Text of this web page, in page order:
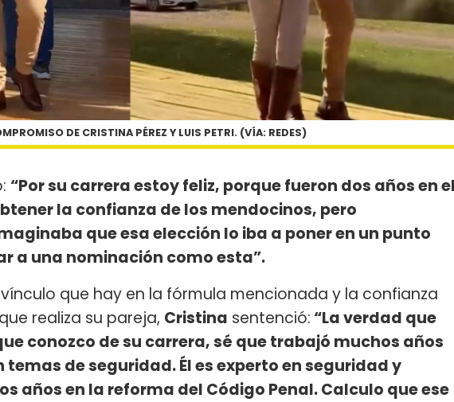
DE CRISTINA PÉREZ Y LUIS PETRI. (VÍA: REDES)
“Por su carrera estoy feliz, porque fueron dos años en
la confianza de los mendocinos, pero
que esa elección lo iba a poner en un punto
a una nominación como esta”.
que hay en la fórmula mencionada y la confianza
realiza su pareja, Cristina sentenció: “La verdad que
conozco de su carrera, sé que trabajó muchos años
temas de seguridad. Él es experto en seguridad y
años en la reforma del Código Penal. Calculo que ese